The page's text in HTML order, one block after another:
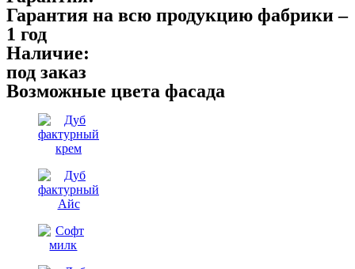
Гарантия на всю продукцию фабрики –
1 год
Наличие:
под заказ
Возможные цвета фасада